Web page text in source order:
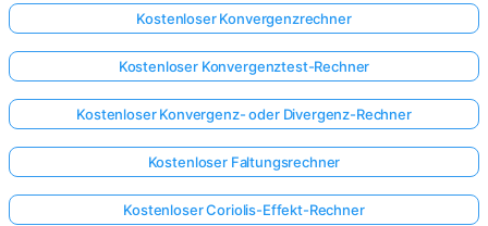
Kostenloser Konvergenzrechner
Kostenloser Konvergenztest-Rechner
Kostenloser Konvergenz- oder Divergenz-Rechner
Kostenloser Faltungsrechner
Kostenloser Coriolis-Effekt-Rechner